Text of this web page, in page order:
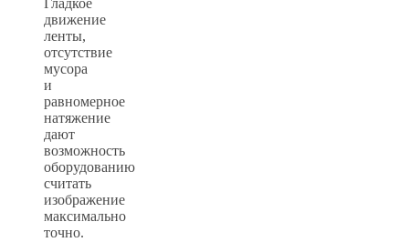
Гладкое
движение
ленты,
отсутствие
мусора
и
равномерное
натяжение
дают
возможность
оборудованию
считать
изображение
максимально
точно.